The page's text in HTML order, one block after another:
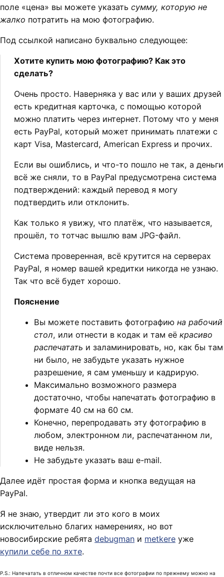
поле «цена» вы можете указать сумму, которую не
жалко потратить на мою фотографию.
Под ссылкой написано буквально следующее:
Хотите купить мою фотографию? Как это
сделать?
Очень просто. Наверняка у вас или у ваших друзей
есть кредитная карточка, с помощью которой
можно платить через интернет. Потому что у меня
есть PayPal, который может принимать платежи с
карт Visa, Mastercard, American Express и прочих.
Если вы ошиблись, и что-то пошло не так, а деньги
всё же сняли, то в PayPal предусмотрена система
подтверждений: каждый перевод я могу
подтвердить или отклонить.
Как только я увижу, что платёж, что называется,
прошёл, то тотчас вышлю вам JPG-файл.
Система проверенная, всё крутится на серверах
PayPal, я номер вашей кредитки никогда не узнаю.
Так что всё будет хорошо.
Пояснение
Вы можете поставить фотографию на рабочий
стол, или отнести в кодак и там её красиво
распечатать и заламинировать, но, как бы там
ни было, не забудьте указать нужное
разрешение, я сам уменьшу и кадрирую.
Максимально возможного размера
достаточно, чтобы напечатать фотографию в
формате 40 см на 60 см.
Конечно, перепродавать эту фотографию в
любом, электронном ли, распечатанном ли,
виде нельзя.
Не забудьте указать ваш e-mail.
Далее идёт простая форма и кнопка ведущая на
PayPal.
Я не знаю, утвердит ли это кого в моих
исключительно благих намерениях, но вот
новосибирские ребята debugman и metkere уже
купили себе по яхте.
P.S.: Напечатать в отличном качестве почти все фотографии по прежнему можно на